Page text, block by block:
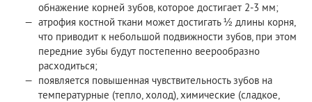
обнажение корней зубов, которое достигает 2-3 мм;
атрофия костной ткани может достигать ½ длины корня,
что приводит к небольшой подвижности зубов, при этом
передние зубы будут постепенно веерообразно
расходиться;
появляется повышенная чувствительность зубов на
температурные (тепло, холод), химические (сладкое,